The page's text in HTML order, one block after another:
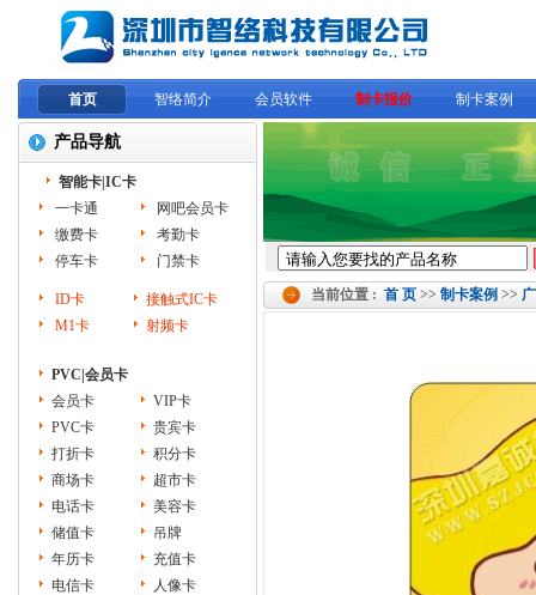
首页 智络简介 会员软件 制卡报价 制卡案例
当前位置 : 首 页 >> 制卡案例 >>
产品导航
智能卡|IC卡
一卡通
网吧会员卡
缴费卡
考勤卡
停车卡
门禁卡
ID卡
接触式IC卡
M1卡
射频卡
PVC|会员卡
会员卡
VIP卡
PVC卡
贵宾卡
打折卡
积分卡
商场卡
超市卡
电话卡
美容卡
储值卡
吊牌
年历卡
充值卡
电信卡
人像卡